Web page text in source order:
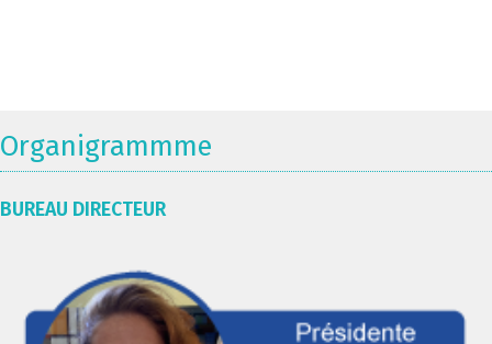
Organigrammme
BUREAU DIRECTEUR